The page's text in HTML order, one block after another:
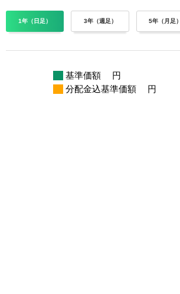
1年（日足） 3年（週足） 5年（月足）
基準価額
円
分配金込基準価額
円